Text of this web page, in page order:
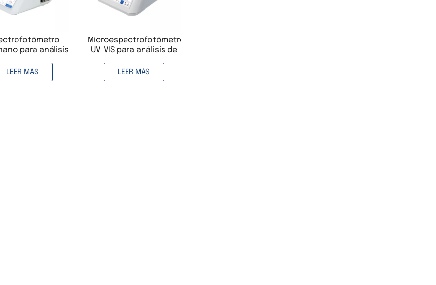
para análisis
de onda
multifuncional,
LEER MÁS
Microespectrofotómetro
UV-VIS para análisis de
Nanoespectrofotómetro
para la detección de
LEER MÁS